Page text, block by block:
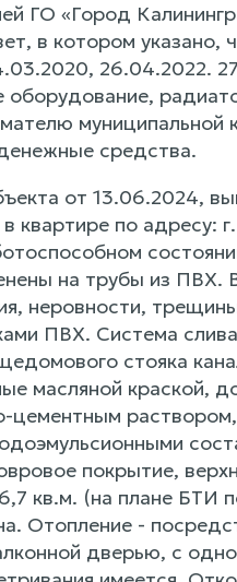
ГО «Город
в котором указано,
26.04.2022.
оборудование,
средства.
от 13.06.2024,
квартире по адресу:
на трубы из
неровности,
ПВХ. Система
стояка
масляной краской,
цементным
покрытие,
кв.м. (на плане БТИ
Отопление -
дверью, с